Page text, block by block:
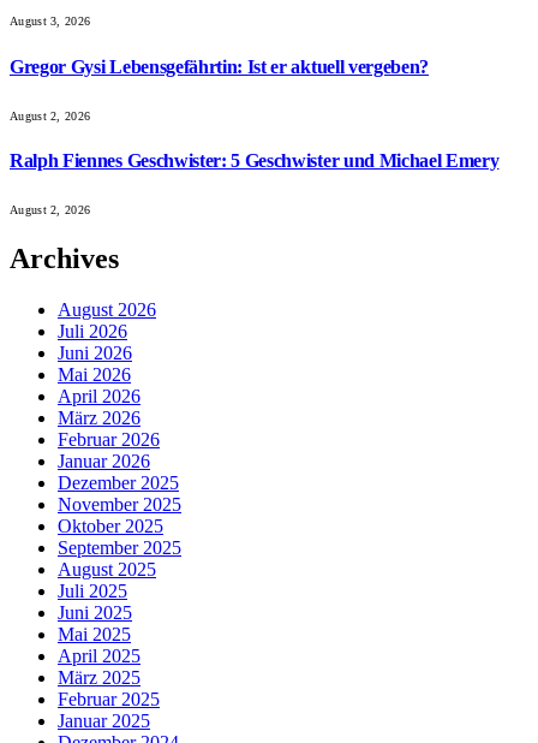
August 3, 2026
Gregor Gysi Lebensgefährtin: Ist er aktuell vergeben?
August 2, 2026
Ralph Fiennes Geschwister: 5 Geschwister und Michael Emery
August 2, 2026
Archives
August 2026
Juli 2026
Juni 2026
Mai 2026
April 2026
März 2026
Februar 2026
Januar 2026
Dezember 2025
November 2025
Oktober 2025
September 2025
August 2025
Juli 2025
Juni 2025
Mai 2025
April 2025
März 2025
Februar 2025
Januar 2025